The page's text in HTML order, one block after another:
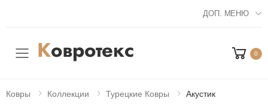
ДОП. МЕНЮ
Мобильное меню 0
Ковры Коллекции Турецкие Ковры Акустик